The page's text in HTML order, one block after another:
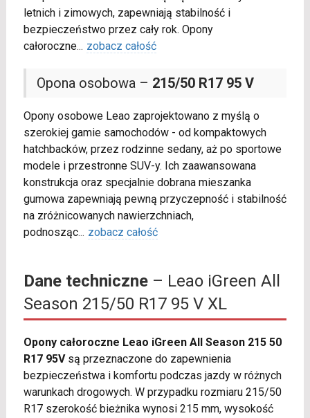
letnich i zimowych, zapewniają stabilność i
bezpieczeństwo przez cały rok. Opony
całoroczne... zobacz całość
Opona osobowa – 215/50 R17 95 V
Opony osobowe Leao zaprojektowano z myślą o
szerokiej gamie samochodów - od kompaktowych
hatchbacków, przez rodzinne sedany, aż po sportowe
modele i przestronne SUV-y. Ich zaawansowana
konstrukcja oraz specjalnie dobrana mieszanka
gumowa zapewniają pewną przyczepność i stabilność
na zróżnicowanych nawierzchniach,
podnosząc... zobacz całość
Dane techniczne– Leao iGreen All
Season 215/50 R17 95 V XL
Opony całoroczne Leao iGreen All Season 215 50
R17 95Vsą przeznaczone do zapewnienia
bezpieczeństwa i komfortu podczas jazdy w różnych
warunkach drogowych. W przypadku rozmiaru 215/50
R17 szerokość bieżnika wynosi 215 mm, wysokość